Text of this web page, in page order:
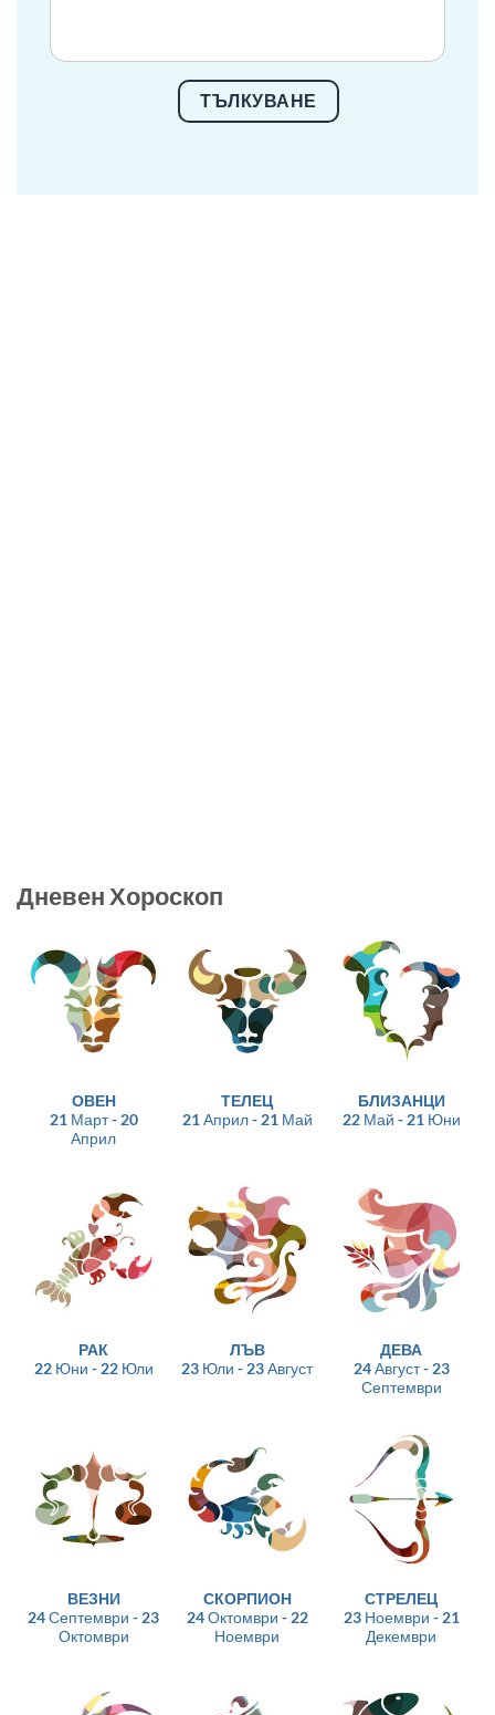
ТЪЛКУВАНЕ
Дневен Хороскоп
ОВЕН
21 Март - 20
Април
ТЕЛЕЦ
21 Април - 21 Май
БЛИЗАНЦИ
22 Май - 21 Юни
РАК
22 Юни - 22 Юли
ЛЪВ
23 Юли - 23 Август
ДЕВА
24 Август - 23
Септември
ВЕЗНИ
24 Септември - 23
Октомври
СКОРПИОН
24 Октомври - 22
Ноември
СТРЕЛЕЦ
23 Ноември - 21
Декември